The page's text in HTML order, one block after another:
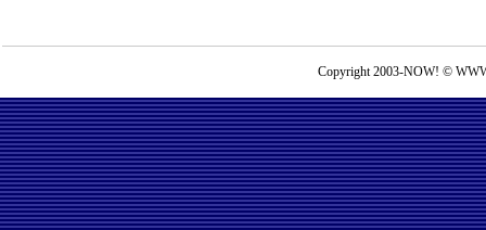
Copyright 2003-NOW! ©